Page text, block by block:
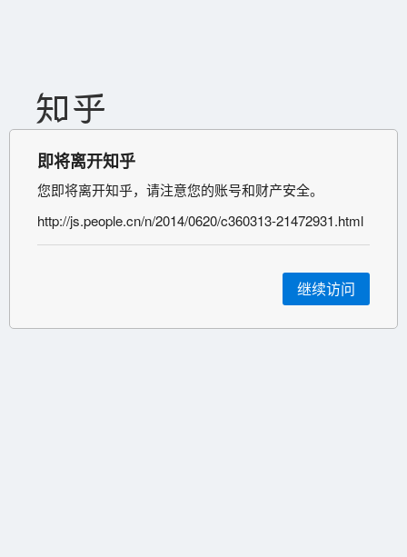
即将离开知乎
您即将离开知乎，请注意您的账号和财产安全。
http://js.people.cn/n/2014/0620/c360313-21472931.html
继续访问